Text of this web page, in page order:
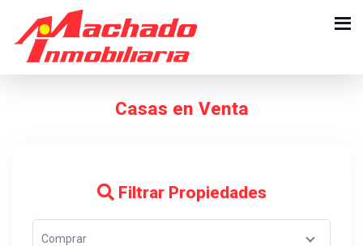
Casas en Venta
Filtrar Propiedades